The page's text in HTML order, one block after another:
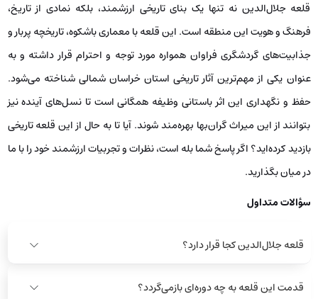
قلعه جلال‌الدین نه تنها یک بنای تاریخی ارزشمند، بلکه نمادی از تاریخ،
فرهنگ و هویت این منطقه است. این قلعه با معماری باشکوه، تاریخچه پربار و
جذابیت‌های گردشگری فراوان همواره مورد توجه و احترام قرار داشته و به
عنوان یکی از مهم‌ترین آثار تاریخی استان خراسان شمالی شناخته می‌شود.
حفظ و نگهداری این اثر باستانی وظیفه همگانی است تا نسل‌های آینده نیز
بتوانند از این میراث گران‌بها بهره‌مند شوند. آیا تا به حال از این قلعه تاریخی
بازدید کرده‌اید؟ اگر پاسخ شما بله است، نظرات و تجربیات ارزشمند خود را با ما
در میان بگذارید.
سؤالات متداول
قلعه جلال‌الدین کجا قرار دارد؟
قدمت این قلعه به چه دوره‌ای بازمی‌گردد؟